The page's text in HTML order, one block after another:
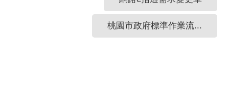
桃園市政府標準作業流...